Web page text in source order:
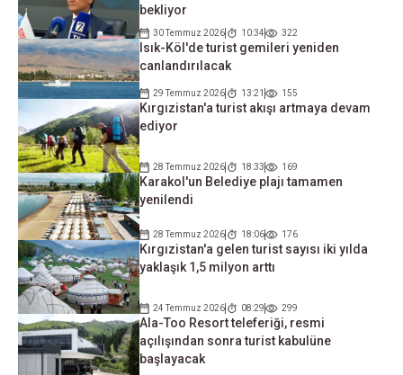
bekliyor
30 Temmuz 2026 10:34 322
Isık-Köl'de turist gemileri yeniden
canlandırılacak
29 Temmuz 2026 13:21 155
Kırgızistan'a turist akışı artmaya devam
ediyor
28 Temmuz 2026 18:33 169
Karakol'un Belediye plajı tamamen
yenilendi
28 Temmuz 2026 18:06 176
Kırgızistan'a gelen turist sayısı iki yılda
yaklaşık 1,5 milyon arttı
24 Temmuz 2026 08:29 299
Ala-Too Resort teleferiği, resmi
açılışından sonra turist kabulüne
başlayacak